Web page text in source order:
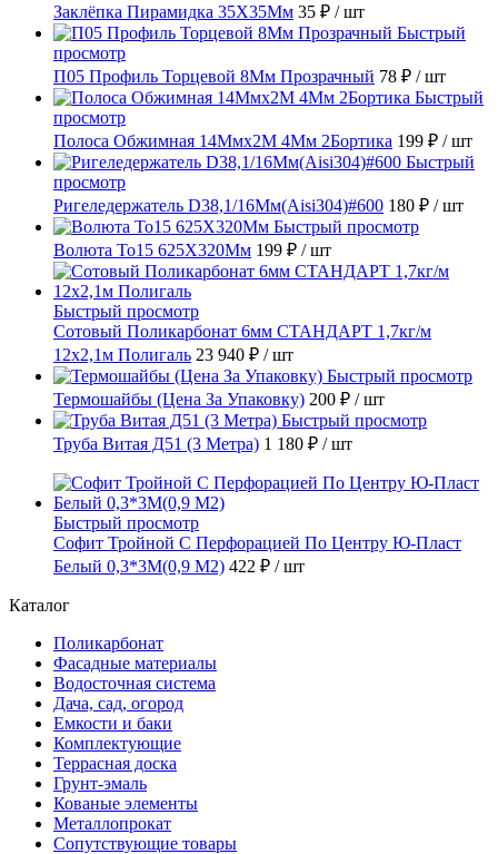
Заклёпка Пирамидка 35X35Мм 35 ₽ / шт
Быстрый
просмотр
П05 Профиль Торцевой 8Мм Прозрачный 78 ₽ / шт
Быстрый
просмотр
Полоса Обжимная 14Ммх2М 4Мм 2Бортика 199 ₽ / шт
Быстрый
просмотр
Ригеледержатель D38,1/16Мм(Aisi304)#600 180 ₽ / шт
Быстрый просмотр
Волюта То15 625X320Мм 199 ₽ / шт
Быстрый просмотр
Сотовый Поликарбонат 6мм СТАНДАРТ 1,7кг/м
12х2,1м Полигаль 23 940 ₽ / шт
Быстрый просмотр
Термошайбы (Цена За Упаковку) 200 ₽ / шт
Быстрый просмотр
Труба Витая Д51 (3 Метра) 1 180 ₽ / шт
Быстрый просмотр
Софит Тройной С Перфорацией По Центру Ю-Пласт
Белый 0,3*3М(0,9 М2) 422 ₽ / шт
Каталог
Поликарбонат
Фасадные материалы
Водосточная система
Дача, сад, огород
Емкости и баки
Комплектующие
Террасная доска
Грунт-эмаль
Кованые элементы
Металлопрокат
Сопутствующие товары